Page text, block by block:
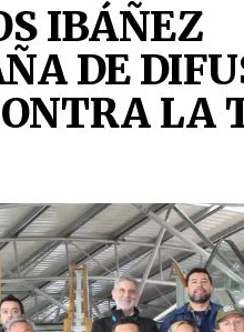
IBÁÑEZ
DE
LA